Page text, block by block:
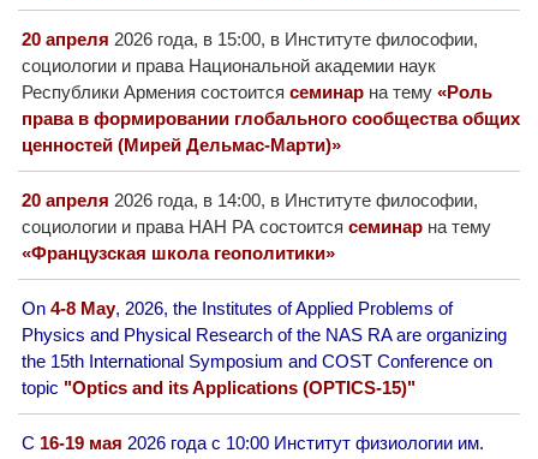
Анонсы
Юбилеи
Университеты
Новости
Научные результаты
Ученые диаспоры
Трибуна молодого ученого
Наши заслуженные деятели
Объявления
Карта сайта
20 апреля 2026 года, в 15:00, в Институте философии,
социологии и права Национальной академии наук
Республики Армения состоится семинар на тему «Роль
права в формировании глобального сообщества общих
ценностей (Мирей Дельмас-Марти)»
20 апреля 2026 года, в 14:00, в Институте философии,
социологии и права НАН РА состоится семинар на тему
«Французская школа геополитики»
On 4-8 May, 2026, the Institutes of Applied Problems of
Physics and Physical Research of the NAS RA are organizing
the 15th International Symposium and COST Conference on
topic "Optics and its Applications (OPTICS-15)"
С 16-19 мая 2026 года с 10:00 Институт физиологии им.